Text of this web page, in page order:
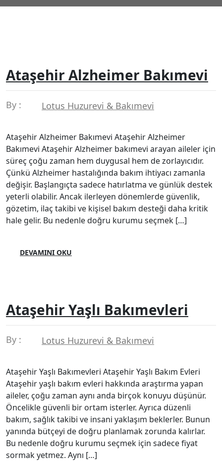
Ataşehir Alzheimer Bakımevi
By : Lotus Huzurevi & Bakımevi
Ataşehir Alzheimer Bakımevi Ataşehir Alzheimer
Bakımevi Ataşehir Alzheimer bakımevi arayan aileler için
süreç çoğu zaman hem duygusal hem de zorlayıcıdır.
Çünkü Alzheimer hastalığında bakım ihtiyacı zamanla
değişir. Başlangıçta sadece hatırlatma ve günlük destek
yeterli olabilir. Ancak ilerleyen dönemlerde güvenlik,
gözetim, ilaç takibi ve kişisel bakım desteği daha kritik
hale gelir. Bu nedenle doğru kurumu seçmek […]
DEVAMINI OKU
Ataşehir Yaşlı Bakımevleri
By : Lotus Huzurevi & Bakımevi
Ataşehir Yaşlı Bakımevleri Ataşehir Yaşlı Bakım Evleri
Ataşehir yaşlı bakım evleri hakkında araştırma yapan
aileler, çoğu zaman aynı anda birçok konuyu düşünür.
Öncelikle güvenli bir ortam isterler. Ayrıca düzenli
bakım, sağlık takibi ve insani yaklaşım beklerler. Bunun
yanında bütçeyi de doğru planlamak zorunda kalırlar.
Bu nedenle doğru kurumu seçmek için sadece fiyat
sormak yetmez. Aynı […]